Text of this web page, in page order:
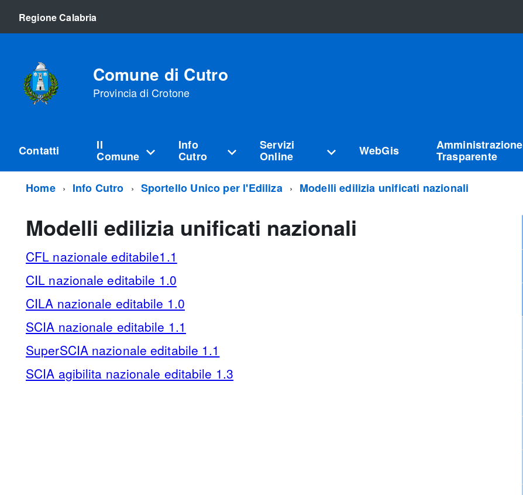
Regione Calabria
Comune di Cutro
Provincia di Crotone
Contatti Il
Comune
Info
Cutro
Servizi
Online WebGis Amministrazione
Trasparente
Home Info Cutro Sportello Unico per l'Ediliza Modelli edilizia unificati nazionali
Modelli edilizia unificati nazionali
CFL nazionale editabile1.1
CIL nazionale editabile 1.0
CILA nazionale editabile 1.0
SCIA nazionale editabile 1.1
SuperSCIA nazionale editabile 1.1
SCIA agibilita nazionale editabile 1.3